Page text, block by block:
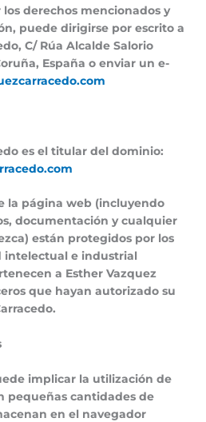
derechos mencionados y
puede dirigirse por escrito a
C/ Rúa Alcalde Salorio
España o enviar un e-
es el titular del dominio:
la página web (incluyendo
documentación y cualquier
están protegidos por los
intelectual e industrial
a Esther Vazquez
que hayan autorizado su
implicar la utilización de
pequeñas cantidades de
en el navegador